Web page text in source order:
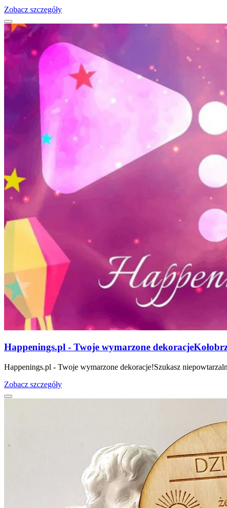
Zobacz szczegóły
Happenings.pl - Twoje wymarzone dekoracje
Happenings.pl - Twoje wymarzone dekoracje!Szukasz
Zobacz szczegóły